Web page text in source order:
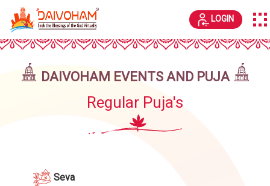
LOGIN
DAIVOHAM EVENTS AND PUJA
Regular Puja's
Seva